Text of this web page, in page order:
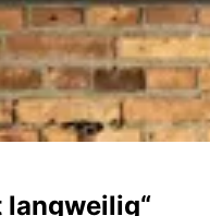
langweilig“